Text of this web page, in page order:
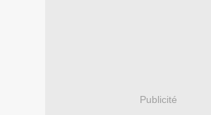
Publicité